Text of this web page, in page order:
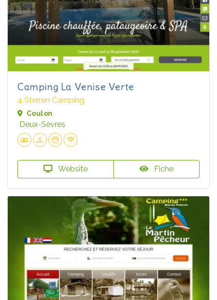
Camping La Venise Verte
4 Sterren Camping
Coulon
Deux-Sèvres
Website Fiche